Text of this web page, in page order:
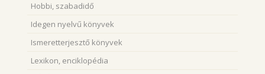
Hobbi, szabadidő
Idegen nyelvű könyvek
Ismeretterjesztő könyvek
Lexikon, enciklopédia